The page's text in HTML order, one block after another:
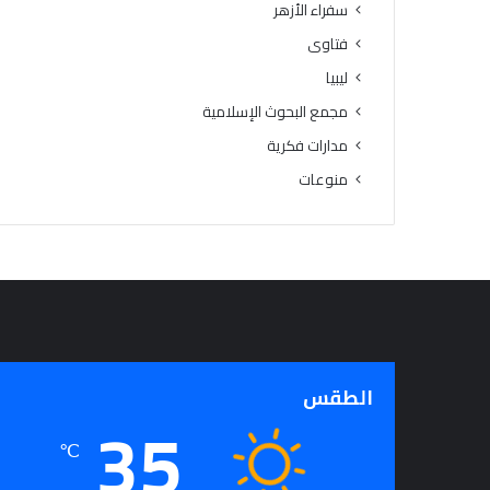
سفراء الأزهر
فتاوى
ليبيا
مجمع البحوث الإسلامية
مدارات فكرية
منوعات
الطقس
℃